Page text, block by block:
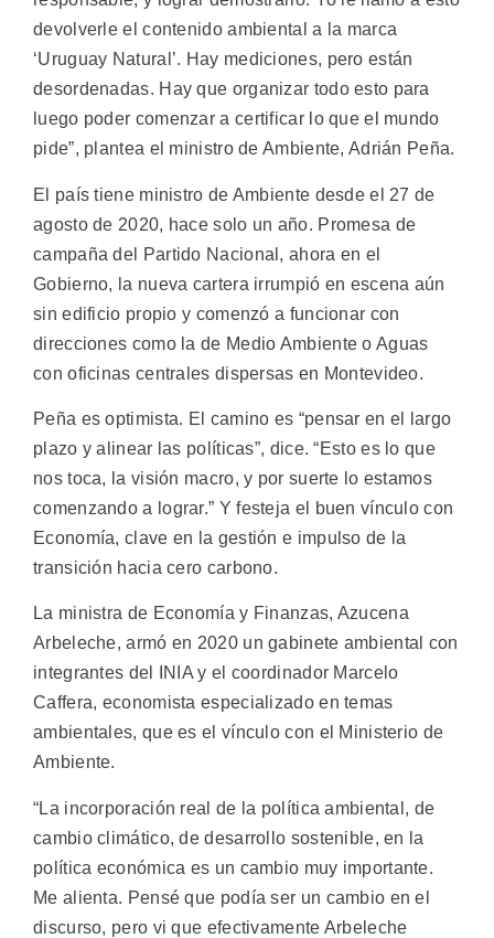
devolverle el contenido ambiental a la marca
‘Uruguay Natural’. Hay mediciones, pero están
desordenadas. Hay que organizar todo esto para
luego poder comenzar a certificar lo que el mundo
pide”, plantea el ministro de Ambiente, Adrián Peña.
El país tiene ministro de Ambiente desde el 27 de
agosto de 2020, hace solo un año. Promesa de
campaña del Partido Nacional, ahora en el
Gobierno, la nueva cartera irrumpió en escena aún
sin edificio propio y comenzó a funcionar con
direcciones como la de Medio Ambiente o Aguas
con oficinas centrales dispersas en Montevideo.
Peña es optimista. El camino es “pensar en el largo
plazo y alinear las políticas”, dice. “Esto es lo que
nos toca, la visión macro, y por suerte lo estamos
comenzando a lograr.” Y festeja el buen vínculo con
Economía, clave en la gestión e impulso de la
transición hacia cero carbono.
La ministra de Economía y Finanzas, Azucena
Arbeleche, armó en 2020 un gabinete ambiental con
integrantes del INIA y el coordinador Marcelo
Caffera, economista especializado en temas
ambientales, que es el vínculo con el Ministerio de
Ambiente.
“La incorporación real de la política ambiental, de
cambio climático, de desarrollo sostenible, en la
política económica es un cambio muy importante.
Me alienta. Pensé que podía ser un cambio en el
discurso, pero vi que efectivamente Arbeleche